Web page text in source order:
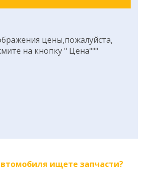
цены,пожалуйста,
на кнопку " Цена"""
ищете запчасти?